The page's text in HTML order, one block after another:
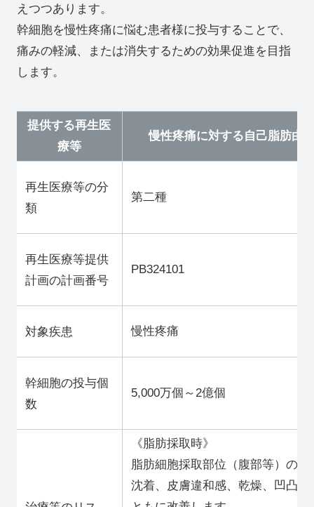
えつつあります。
幹細胞を慢性疼痛に悩む患者様に投与することで、
痛みの軽減、または消失するための効果促進を目指
します。
提供する再生医
療等
慢性疼痛に対する自己脂肪由
再生医療等の分
類
第二種
再生医療等提供
計画の計画番号
PB324101
対象疾患 慢性疼痛
幹細胞の投与個
数
5,000万個～2億個
《脂肪採取時》
脂肪細胞採取部位（腹部等）の
沈着、皮膚違和感、乾燥、凹凸